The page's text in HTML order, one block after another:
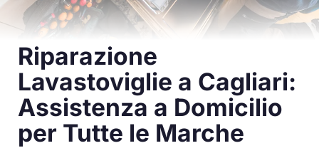
Riparazione
Lavastoviglie a Cagliari:
Assistenza a Domicilio
per Tutte le Marche